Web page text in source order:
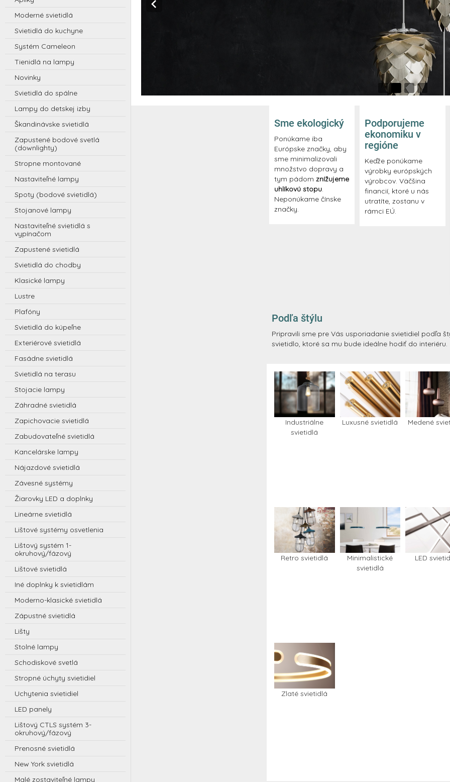
Moderné svietidlá
Svietidlá do kuchyne
Systém Cameleon
Tienidlá na lampy
Novinky
Svietidlá do spálne
Lampy do detskej izby
Škandinávske svietidlá
Zapustené bodové svetlá
(downlighty)
Stropne montované
Nastaviteľné lampy
Spoty (bodové svietidlá)
Stojanové lampy
Nastaviteľné svietidlá s
vypínačom
Zapustené svietidlá
Svietidlá do chodby
Klasické lampy
Lustre
Plafóny
Svietidlá do kúpeľne
Exteriérové svietidlá
Fasádne svietidlá
Svietidlá na terasu
Stojacie lampy
Záhradné svietidlá
Zapichovacie svietidlá
Zabudovateľné svietidlá
Kancelárske lampy
Nájazdové svietidlá
Závesné systémy
Žiarovky LED a doplnky
Lineárne svietidlá
Lištové systémy osvetlenia
Lištový systém 1-
okruhový/fázový
Lištové svietidlá
Iné doplnky k svietidlám
Moderno-klasické svietidlá
Zápustné svietidlá
Lišty
Stolné lampy
Schodiskové svetlá
Stropné úchyty svietidiel
Uchytenia svietidiel
LED panely
Lištový CTLS systém 3-
okruhový/fázový
Prenosné svietidlá
New York svietidlá
Malé zostaviteľné lampy
Sme ekologický
Ponúkame iba
Európske značky, aby
sme minimalizovali
množstvo dopravy a
tym pádom znížujeme
uhlíkovú stopu.
Neponúkame čínske
značky.
Podporujeme
ekonomiku v
regióne
Keďže ponúkame
výrobky európských
výrobcov. Väčšina
financií, ktoré u nás
utratíte, zostanu v
rámci EÚ.
Podľa štýlu
Pripravili sme pre Vás usporiadanie svietidiel podľa
svietidlo, ktoré sa mu bude ideálne hodiť do interiéru.
Industriálne
svietidlá
Luxusné svietidlá Medené
Retro svietidlá
Minimalistické
svietidlá
LED
Zlaté svietidlá